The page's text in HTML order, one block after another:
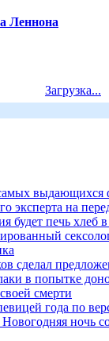
Леннона
Загрузка...
выдающихся
эксперта на
будет печь хлеб
сделал
в попытке
смерти
года по
ночь